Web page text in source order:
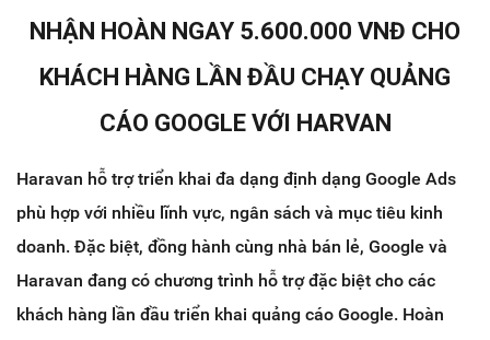
NHẬN HOÀN NGAY 5.600.000 VNĐ CHO
KHÁCH HÀNG LẦN ĐẦU CHẠY QUẢNG
CÁO GOOGLE VỚI HARVAN
Haravan hỗ trợ triển khai đa dạng định dạng Google Ads
phù hợp với nhiều lĩnh vực, ngân sách và mục tiêu kinh
doanh. Đặc biệt, đồng hành cùng nhà bán lẻ, Google và
Haravan đang có chương trình hỗ trợ đặc biệt cho các
khách hàng lần đầu triển khai quảng cáo Google. Hoàn